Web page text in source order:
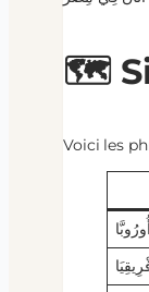
🗺️
Voici les